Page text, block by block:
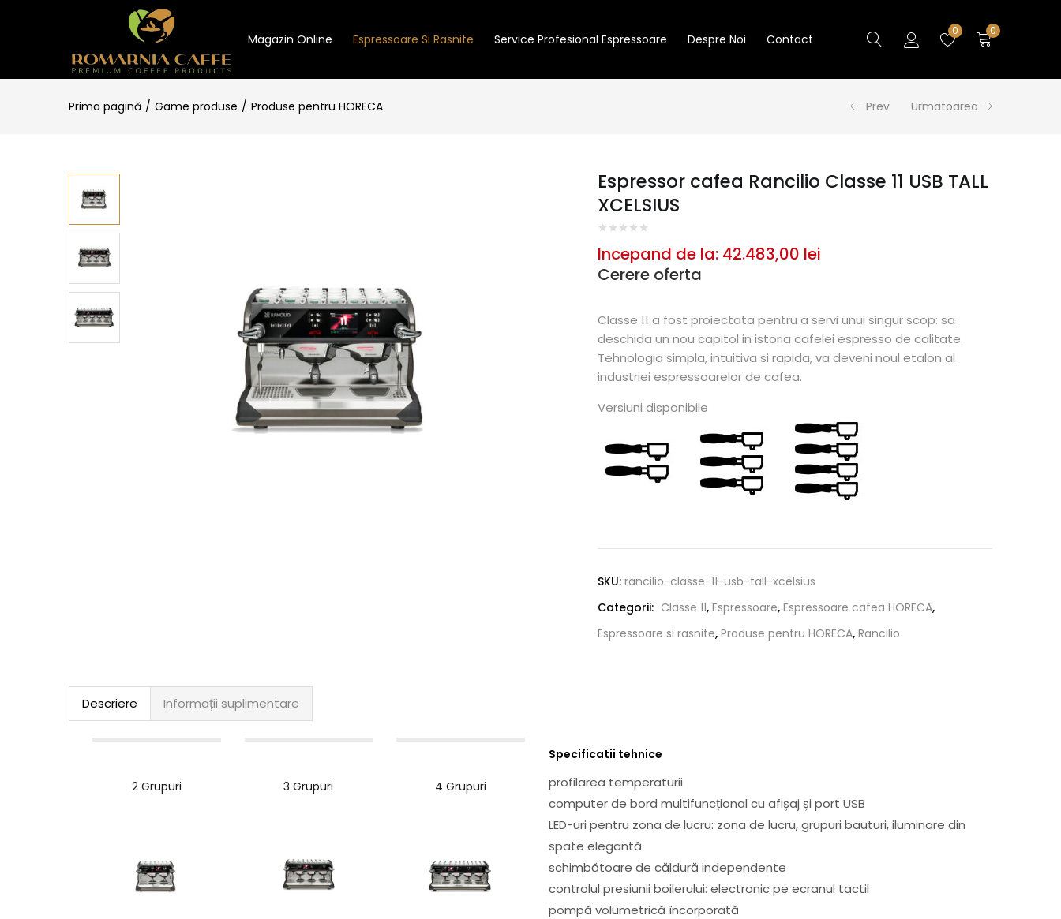
Magazin Online Espressoare Si Rasnite Service Profesional Espressoare Despre Noi Contact
0 0
Prima pagină Game produse Produse pentru HORECA Prev Urmatoarea
Espressor cafea Rancilio Classe 11 USB TALL
XCELSIUS
Incepand de la: 42.483,00 lei
Cerere oferta
Classe 11 a fost proiectata pentru a servi unui singur scop: sa
deschida un nou capitol in istoria cafelei espresso de calitate.
Tehnologia simpla, intuitiva si rapida, va deveni noul etalon al
industriei espressoarelor de cafea.
Versiuni disponibile
SKU: rancilio-classe-11-usb-tall-xcelsius
Categorii: Classe 11, Espressoare, Espressoare cafea HORECA,
Espressoare si rasnite, Produse pentru HORECA, Rancilio
Descriere Informații suplimentare
2 Grupuri 3 Grupuri 4 Grupuri
Specificatii tehnice
profilarea temperaturii
computer de bord multifuncțional cu afișaj și port USB
LED-uri pentru zona de lucru: zona de lucru, grupuri bauturi, iluminare din
spate elegantă
schimbătoare de căldură independente
controlul presiunii boilerului: electronic pe ecranul tactil
pompă volumetrică încorporată